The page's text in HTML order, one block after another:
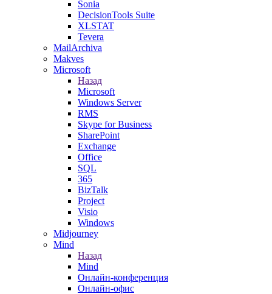
Sonia
DecisionTools Suite
XLSTAT
Tevera
MailArchiva
Makves
Microsoft
Назад
Microsoft
Windows Server
RMS
Skype for Business
SharePoint
Exchange
Office
SQL
365
BizTalk
Project
Visio
Windows
Midjourney
Mind
Назад
Mind
Онлайн-конференция
Онлайн-офис